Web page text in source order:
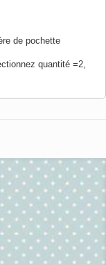
de pochette
quantité =2,